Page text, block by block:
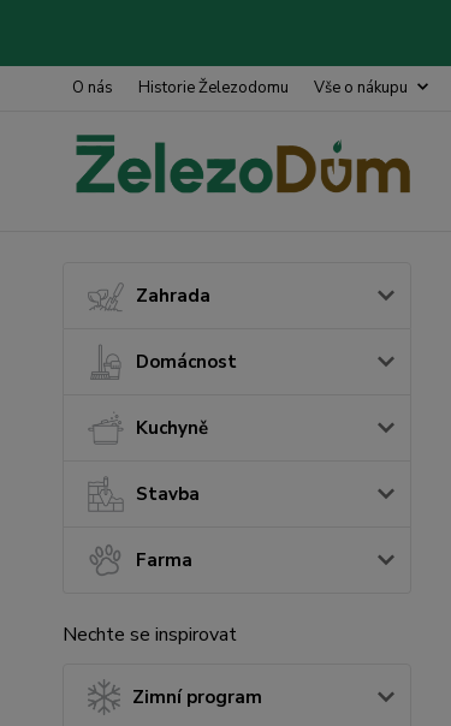
O nás Historie Železodomu Vše o nákupu
Zahrada
Domácnost
Kuchyně
Stavba
Farma
Nechte se inspirovat
Zimní program